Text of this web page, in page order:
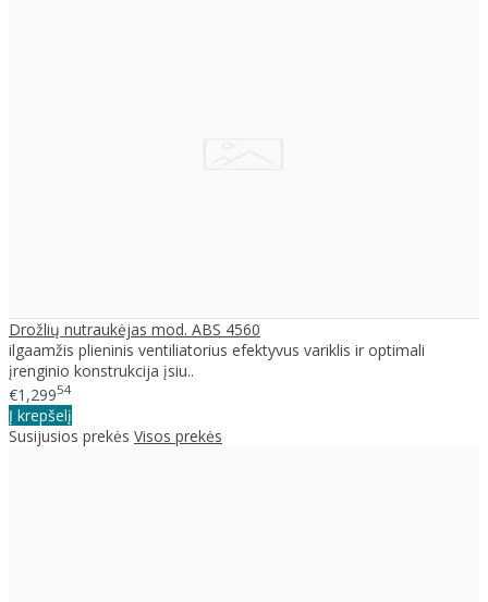
Drožlių nutraukėjas mod. ABS 4560
ilgaamžis plieninis ventiliatorius efektyvus variklis ir optimali
įrenginio konstrukcija įsiu..
€1,29954
Į krepšelį
Susijusios prekės Visos prekės